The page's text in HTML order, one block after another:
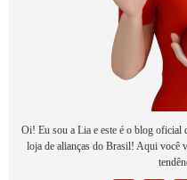
Oi! Eu sou a Lia e este é o blog oficial
loja de alianças do Brasil! Aqui você